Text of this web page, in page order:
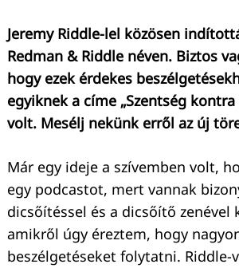
Jeremy Riddle-lel közösen
Redman & Riddle néven. Biztos
hogy ezek érdekes
egyiknek a címe „Szentség kontra
volt. Mesélj nekünk erről az új
Már egy ideje a szívemben volt,
egy podcastot, mert vannak
dicsőítéssel és a dicsőítő zenével
amikről úgy éreztem, hogy
beszélgetéseket folytatni. Riddle-